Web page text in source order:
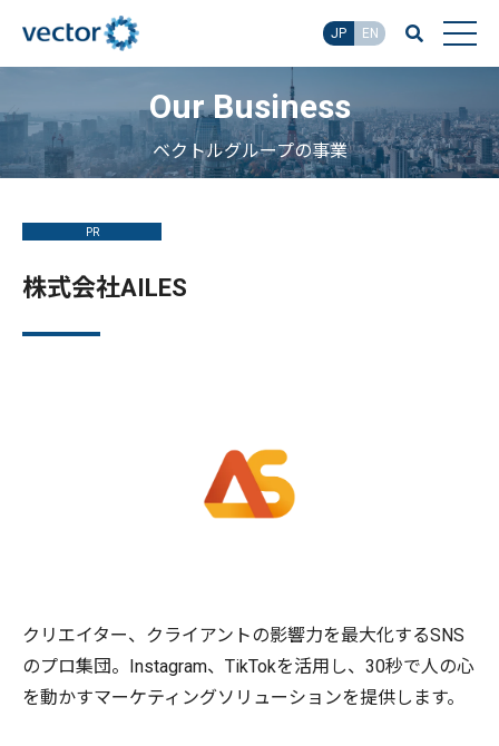
JP EN
Our Business
ベクトルグループの事業
PR
株式会社AILES
クリエイター、クライアントの影響力を最大化するSNS
のプロ集団。Instagram、TikTokを活用し、30秒で人の心
を動かすマーケティングソリューションを提供します。